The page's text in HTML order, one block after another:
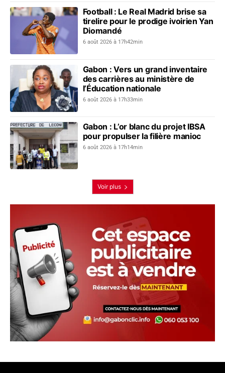
Football : Le Real Madrid brise sa
tirelire pour le prodige ivoirien Yan
Diomandé
6 août 2026 à 17h42min
Gabon : Vers un grand inventaire
des carrières au ministère de
l’Éducation nationale
6 août 2026 à 17h33min
Gabon : L’or blanc du projet IBSA
pour propulser la filière manioc
6 août 2026 à 17h14min
Voir plus